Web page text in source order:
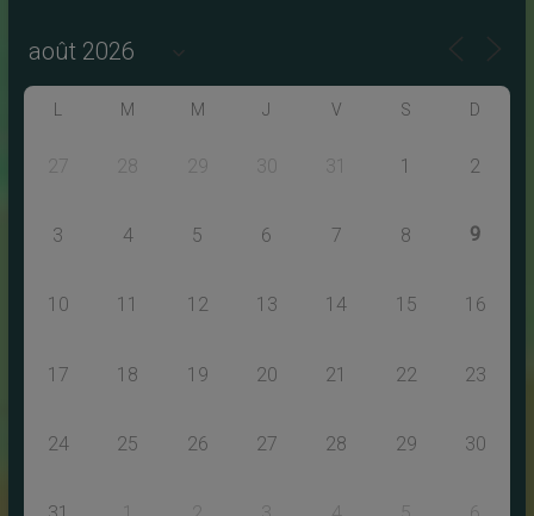
L M M J V S D
27 28 29 30 31 1 2
3 4 5 6 7 8 9
10 11 12 13 14 15 16
17 18 19 20 21 22 23
24 25 26 27 28 29 30